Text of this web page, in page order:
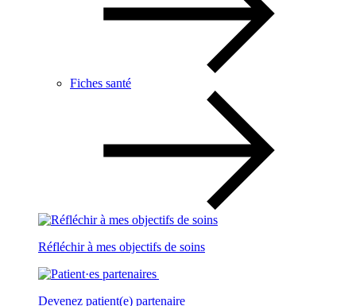
Fiches santé
Réfléchir à mes objectifs de soins
Devenez patient(e) partenaire